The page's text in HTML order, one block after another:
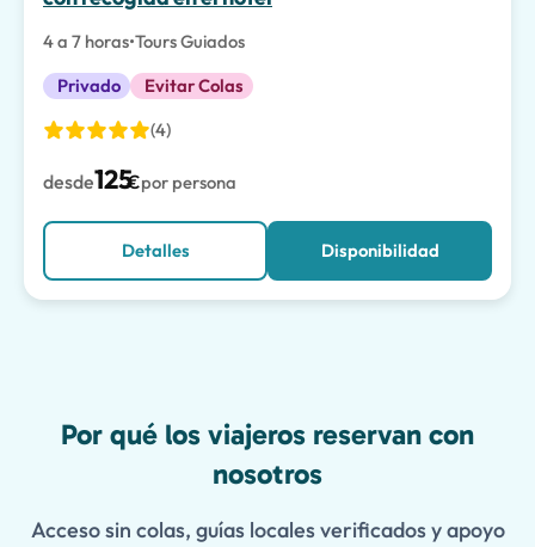
4 a 7 horas•Tours Guiados
Privado
Evitar Colas
(4)
desde125€por persona
Detalles Disponibilidad
FeaturesPor qué los viajeros reservan con
nosotros
Acceso sin colas, guías locales verificados y apoyo